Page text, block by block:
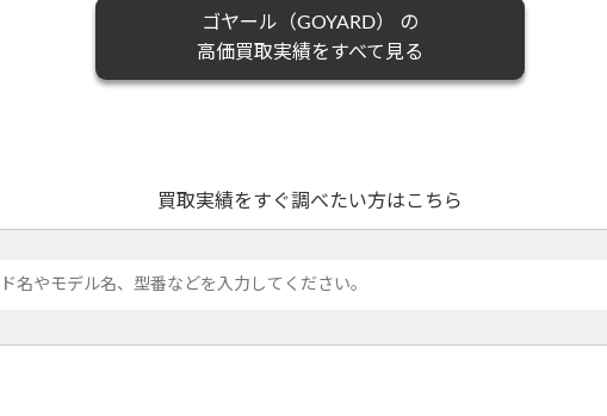
ゴヤール（GOYARD） の
高価買取実績をすべて見る
買取実績をすぐ調べたい方はこちら